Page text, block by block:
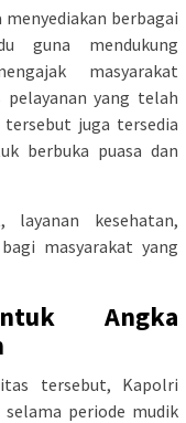
berbagai
guna mendukung
masyarakat
yang telah
juga tersedia
berbuka puasa dan
kesehatan,
masyarakat yang
Angka
tersebut, Kapolri
periode mudik